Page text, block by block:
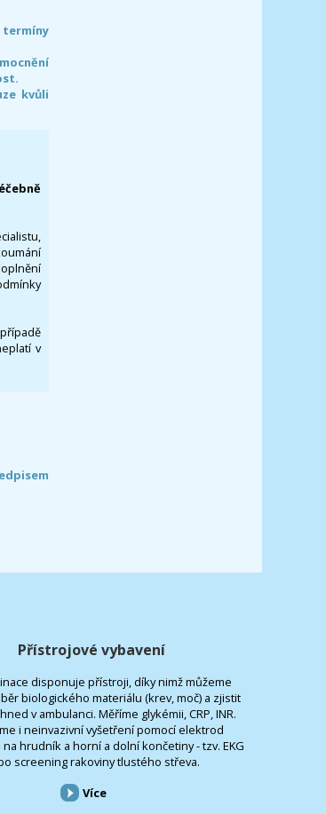
termíny
kvůli
v
Přístrojové vybavení
disponuje přístroji, díky nimž můžeme
biologického materiálu (krev, moč) a zjistit
v ambulanci. Měříme glykémii, CRP, INR.
i neinvazivní vyšetření pomocí elektrod
hrudník a horní a dolní končetiny - tzv. EKG
screening rakoviny tlustého střeva.
Více